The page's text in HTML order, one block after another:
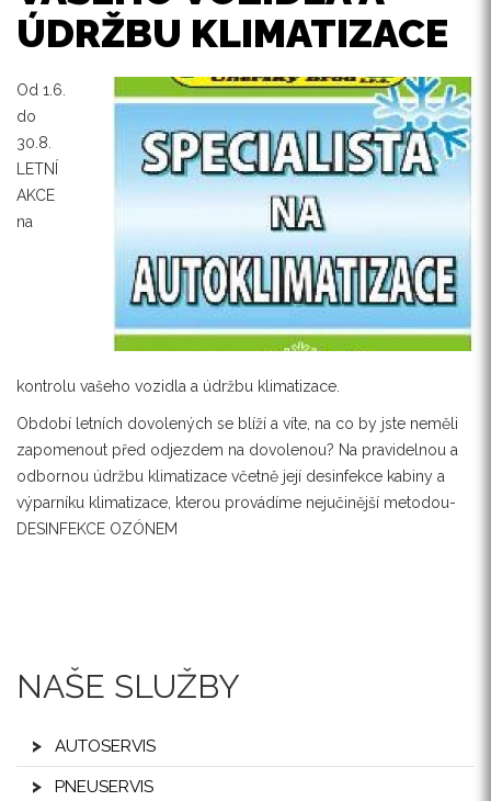
NAŠE SLUŽBY
AUTOSERVIS
PNEUSERVIS
ÚDRŽBU KLIMATIZACE
Od 1.6.
do
30.8.
LETNÍ
AKCE
na
kontrolu vašeho vozidla a údržbu klimatizace.
Období letních dovolených se blíží a víte, na co by jste neměli
zapomenout před odjezdem na dovolenou? Na pravidelnou a
odbornou údržbu klimatizace včetně její desinfekce kabiny a
výparníku klimatizace, kterou provádíme nejučinější metodou-
DESINFEKCE OZÓNEM